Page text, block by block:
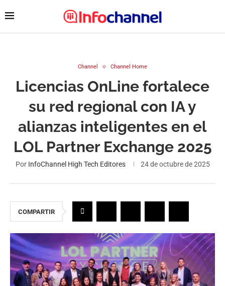
Channel Channel Home
Licencias OnLine fortalece
su red regional con IA y
alianzas inteligentes en el
LOL Partner Exchange 2025
Por InfoChannel High Tech Editores 24 de octubre de 2025
COMPARTIR